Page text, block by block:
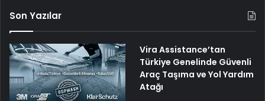
Son Yazılar
Vira Assistance’tan
Türkiye Genelinde Güvenli
Araç Taşıma ve Yol Yardım
Atağı